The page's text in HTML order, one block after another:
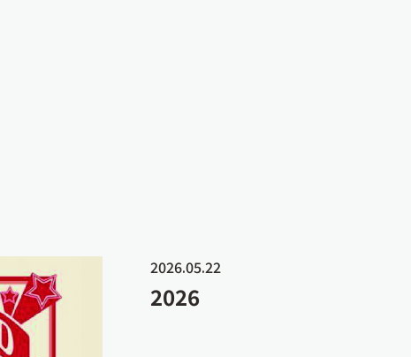
2026.05.22
2026